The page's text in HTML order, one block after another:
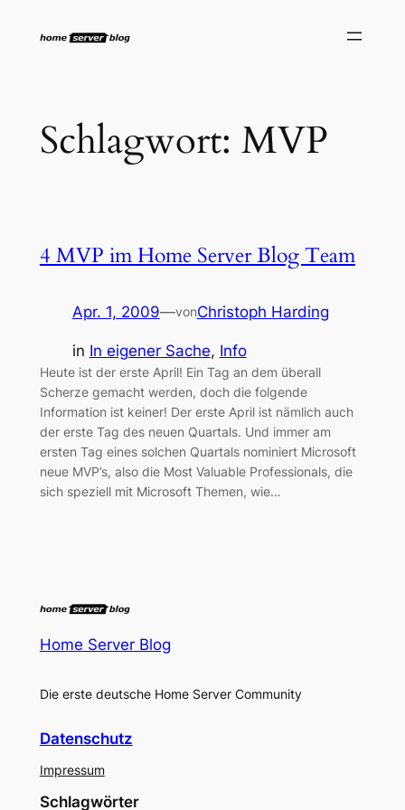
Inhalt
Schlagwort: MVP
4 MVP im Home Server Blog Team
Apr. 1, 2009—vonChristoph Harding
in In eigener Sache, Info
Heute ist der erste April! Ein Tag an dem überall
Scherze gemacht werden, doch die folgende
Information ist keiner! Der erste April ist nämlich auch
der erste Tag des neuen Quartals. Und immer am
ersten Tag eines solchen Quartals nominiert Microsoft
neue MVP’s, also die Most Valuable Professionals, die
sich speziell mit Microsoft Themen, wie…
Home Server Blog
Die erste deutsche Home Server Community
Datenschutz
Impressum
Schlagwörter